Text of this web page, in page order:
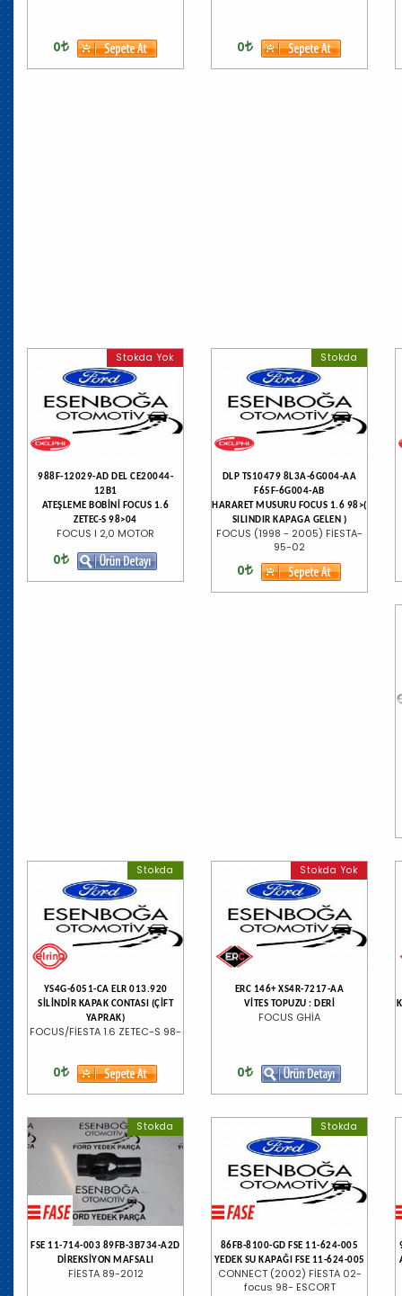
0 0
Stokda Yok
988F-12029-AD DEL CE20044-
12B1
ATEŞLEME BOBİNİ FOCUS 1.6
ZETEC-S 98>04
FOCUS I 2,0 MOTOR
0
Stokda
DLP TS10479 8L3A-6G004-AA
F65F-6G004-AB
HARARET MUSURU FOCUS 1.6 98>(
SILINDIR KAPAGA GELEN )
FOCUS (1998 - 2005) FİESTA-
95-02
0
Stokda
YS4G-6051-CA ELR 013.920
SİLİNDİR KAPAK CONTASI (ÇİFT
YAPRAK)
FOCUS/FİESTA 1.6 ZETEC-S 98-
0
Stokda Yok
ERC 146+ XS4R-7217-AA
VİTES TOPUZU : DERİ
FOCUS GHİA
0
Stokda
FSE 11-714-003 89FB-3B734-A2D
DİREKSİYON MAFSALI
FİESTA 89-2012
Stokda
86FB-8100-GD FSE 11-624-005
YEDEK SU KAPAĞI FSE 11-624-005
CONNECT (2002) FİESTA 02-
focus 98- ESCORT